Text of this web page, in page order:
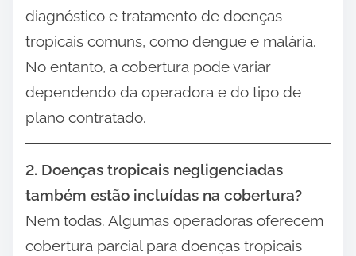
diagnóstico e tratamento de doenças
tropicais comuns, como dengue e malária.
No entanto, a cobertura pode variar
dependendo da operadora e do tipo de
plano contratado.
2. Doenças tropicais negligenciadas
também estão incluídas na cobertura?
Nem todas. Algumas operadoras oferecem
cobertura parcial para doenças tropicais